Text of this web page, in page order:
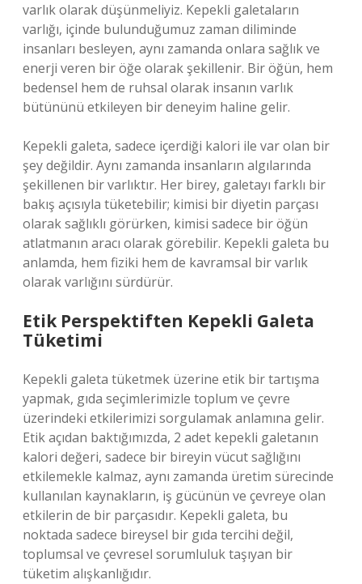
varlık olarak düşünmeliyiz. Kepekli galetaların
varlığı, içinde bulunduğumuz zaman diliminde
insanları besleyen, aynı zamanda onlara sağlık ve
enerji veren bir öğe olarak şekillenir. Bir öğün, hem
bedensel hem de ruhsal olarak insanın varlık
bütününü etkileyen bir deneyim haline gelir.
Kepekli galeta, sadece içerdiği kalori ile var olan bir
şey değildir. Aynı zamanda insanların algılarında
şekillenen bir varlıktır. Her birey, galetayı farklı bir
bakış açısıyla tüketebilir; kimisi bir diyetin parçası
olarak sağlıklı görürken, kimisi sadece bir öğün
atlatmanın aracı olarak görebilir. Kepekli galeta bu
anlamda, hem fiziki hem de kavramsal bir varlık
olarak varlığını sürdürür.
Etik Perspektiften Kepekli Galeta
Tüketimi
Kepekli galeta tüketmek üzerine etik bir tartışma
yapmak, gıda seçimlerimizle toplum ve çevre
üzerindeki etkilerimizi sorgulamak anlamına gelir.
Etik açıdan baktığımızda, 2 adet kepekli galetanın
kalori değeri, sadece bir bireyin vücut sağlığını
etkilemekle kalmaz, aynı zamanda üretim sürecinde
kullanılan kaynakların, iş gücünün ve çevreye olan
etkilerin de bir parçasıdır. Kepekli galeta, bu
noktada sadece bireysel bir gıda tercihi değil,
toplumsal ve çevresel sorumluluk taşıyan bir
tüketim alışkanlığıdır.